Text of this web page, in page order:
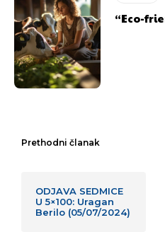
“Eco-
Prethodni članak
ODJAVA SEDMICE
U 5×100: Uragan
Berilo (05/07/2024)